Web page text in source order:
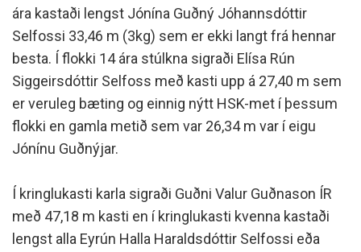
ára kastaði lengst Jónína Guðný Jóhannsdóttir
Selfossi 33,46 m (3kg) sem er ekki langt frá hennar
besta. Í flokki 14 ára stúlkna sigraði Elísa Rún
Siggeirsdóttir Selfoss með kasti upp á 27,40 m sem
er veruleg bæting og einnig nýtt HSK-met í þessum
flokki en gamla metið sem var 26,34 m var í eigu
Jónínu Guðnýjar.
Í kringlukasti karla sigraði Guðni Valur Guðnason ÍR
með 47,18 m kasti en í kringlukasti kvenna kastaði
lengst alla Eyrún Halla Haraldsdóttir Selfossi eða